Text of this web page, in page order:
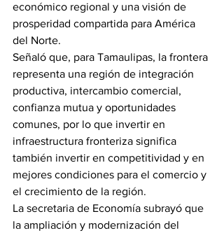
económico regional y una visión de
prosperidad compartida para América
del Norte.
Señaló que, para Tamaulipas, la frontera
representa una región de integración
productiva, intercambio comercial,
confianza mutua y oportunidades
comunes, por lo que invertir en
infraestructura fronteriza significa
también invertir en competitividad y en
mejores condiciones para el comercio y
el crecimiento de la región.
La secretaria de Economía subrayó que
la ampliación y modernización del